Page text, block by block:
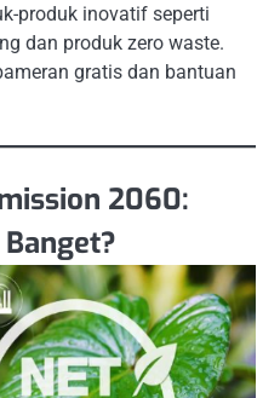
produk inovatif seperti
dan produk zero waste.
gratis dan bantuan
2060: